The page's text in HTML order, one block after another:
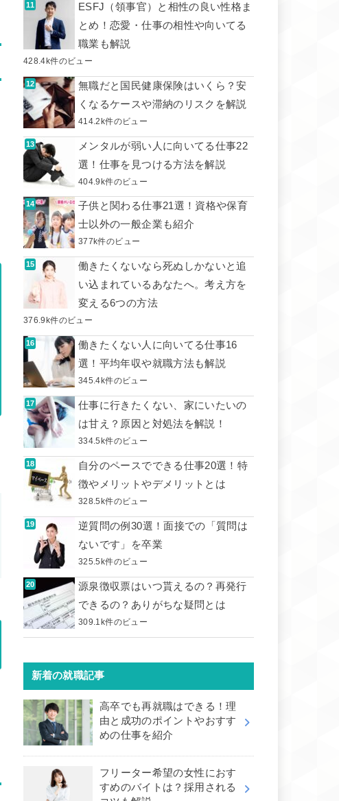
ESFJ（領事官）と相性の良い性格ま
とめ！恋愛・仕事の相性や向いてる
職業も解説
428.4k件のビュー
無職だと国民健康保険はいくら？安
くなるケースや滞納のリスクを解説
414.2k件のビュー
メンタルが弱い人に向いてる仕事22
選！仕事を見つける方法を解説
404.9k件のビュー
子供と関わる仕事21選！資格や保育
士以外の一般企業も紹介
377k件のビュー
働きたくないなら死ぬしかないと追
い込まれているあなたへ。考え方を
変える6つの方法
376.9k件のビュー
働きたくない人に向いてる仕事16
選！平均年収や就職方法も解説
345.4k件のビュー
仕事に行きたくない、家にいたいの
は甘え？原因と対処法を解説！
334.5k件のビュー
自分のペースでできる仕事20選！特
徴やメリットやデメリットとは
328.5k件のビュー
逆質問の例30選！面接での「質問は
ないです」を卒業
325.5k件のビュー
源泉徴収票はいつ貰えるの？再発行
できるの？ありがちな疑問とは
309.1k件のビュー
新着の就職記事
高卒でも再就職はできる！理
由と成功のポイントやおすす
めの仕事を紹介
フリーター希望の女性におす
すめのバイトは？採用される